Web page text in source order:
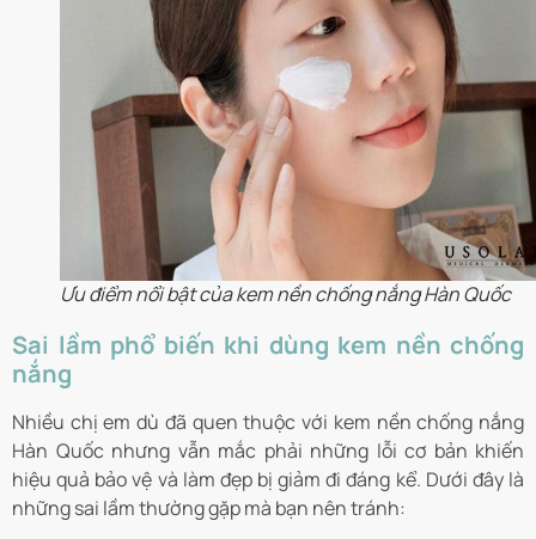
Ưu điểm nổi bật của kem nền chống nắng Hàn Quốc
Sai lầm phổ biến khi dùng kem nền chống
nắng
Nhiều chị em dù đã quen thuộc với kem nền chống nắng
Hàn Quốc nhưng vẫn mắc phải những lỗi cơ bản khiến
hiệu quả bảo vệ và làm đẹp bị giảm đi đáng kể. Dưới đây là
những sai lầm thường gặp mà bạn nên tránh: